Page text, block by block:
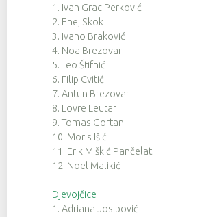
1. Ivan Grac Perković
2. Enej Skok
3. Ivano Braković
4. Noa Brezovar
5. Teo Štifnić
6. Filip Cvitić
7. Antun Brezovar
8. Lovre Leutar
9. Tomas Gortan
10. Moris Išić
11. Erik Miškić Pančelat
12. Noel Malikić
Djevojčice
1. Adriana Josipović